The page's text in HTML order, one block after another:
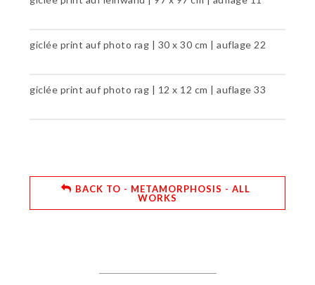
giclée print auf photo rag | 30 x 30 cm | auflage 22
giclée print auf photo rag | 12 x 12 cm | auflage 33
BACK TO - METAMORPHOSIS - ALL
WORKS